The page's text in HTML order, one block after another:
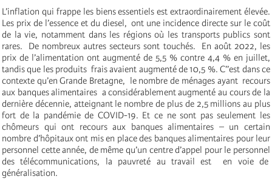
L’inflation qui frappe les biens essentiels est extraordinairement élevée.
Les prix de l’essence et du diesel, ont une incidence directe sur le coût
de la vie, notamment dans les régions où les transports publics sont
rares. De nombreux autres secteurs sont touchés. En août 2022, les
prix de l’alimentation ont augmenté de 5,5 % contre 4,4 % en juillet,
tandis que les produits frais avaient augmenté de 10,5 %. C’’est dans ce
contexte qu’en Grande Bretagne, le nombre de ménages ayant recours
aux banques alimentaires a considérablement augmenté au cours de la
dernière décennie, atteignant le nombre de plus de 2,5 millions au plus
fort de la pandémie de COVID-19. Et ce ne sont pas seulement les
chômeurs qui ont recours aux banques alimentaires – un certain
nombre d’hôpitaux ont mis en place des banques alimentaires pour leur
personnel cette année, de même qu’un centre d’appel pour le personnel
des télécommunications, la pauvreté au travail est en voie de
généralisation.